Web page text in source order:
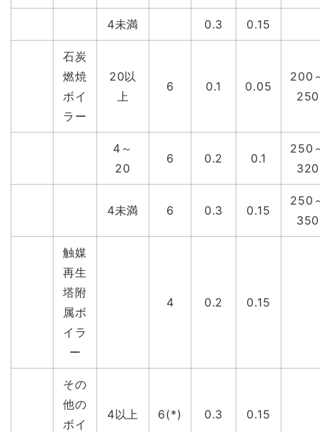
4未満 0.3 0.15
石炭
燃焼
ボイ
ラー
20以
上
6 0.1 0.05
200
250
4～
20
6 0.2 0.1
250
320
4未満 6 0.3 0.15
250
350
触媒
再生
塔附
属ボ
イラ
ー
4 0.2 0.15
その
他の
ボイ
4以上 6(*) 0.3 0.15